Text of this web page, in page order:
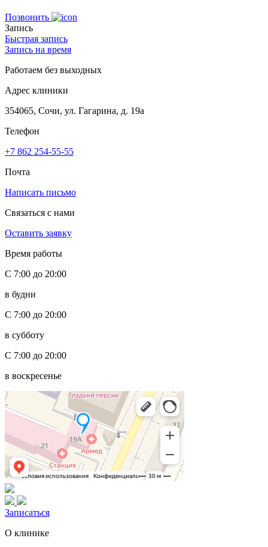
Позвонить
Запись
Быстрая запись
Запись на время
Работаем без выходных
Адрес клиники
354065, Сочи, ул. Гагарина, д. 19а
Телефон
+7 862 254-55-55
Почта
Написать письмо
Связаться с нами
Оставить заявку
Время работы
С 7:00 до 20:00
в будни
С 7:00 до 20:00
в субботу
С 7:00 до 20:00
в воскресенье
Записаться
О клинике